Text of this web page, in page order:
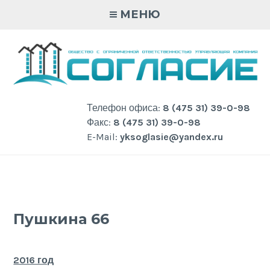
МЕНЮ
Телефон офиса: 8 (475 31) 39-0-98
Факс: 8 (475 31) 39-0-98
E-Mail: yksoglasie@yandex.ru
Пушкина 66
2016 год